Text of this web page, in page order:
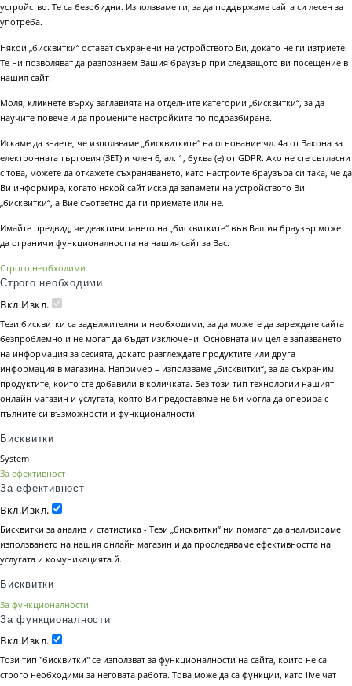
устройство. Те са безобидни. Използваме ги, за да поддържаме сайта си лесен за
употреба.
Някои „бисквитки“ остават съхранени на устройството Ви, докато не ги изтриете.
Те ни позволяват да разпознаем Вашия браузър при следващото ви посещение в
нашия сайт.
Моля, кликнете върху заглавията на отделните категории „бисквитки“, за да
научите повече и да промените настройките по подразбиране.
Искаме да знаете, че използваме „бисквитките“ на основание чл. 4а от Закона за
електронната търговия (ЗЕТ) и член 6, ал. 1, буква (е) от GDPR. Ако не сте съгласни
с това, можете да откажете съхраняването, като настроите браузъра си така, че да
Ви информира, когато някой сайт иска да запамети на устройството Ви
„бисквитки“, а Вие съответно да ги приемате или не.
Имайте предвид, че деактивирането на „бисквитките“ във Вашия браузър може
да ограничи функционалността на нашия сайт за Вас.
Строго необходими
Строго необходими
Вкл.Изкл.
Тези бисквитки са задължителни и необходими, за да можете да зареждате сайта
безпроблемно и не могат да бъдат изключени. Основната им цел е запазването
на информация за сесията, докато разглеждате продуктите или друга
информация в магазина. Например – използваме „бисквитки“, за да съхраним
продуктите, които сте добавили в количката. Без този тип технологии нашият
онлайн магазин и услугата, която Ви предоставяме не би могла да оперира с
пълните си възможности и функционалности.
Бисквитки
System
За ефективност
За ефективност
Вкл.Изкл.
Бисквитки за анализ и статистика - Тези „бисквитки“ ни помагат да анализираме
използването на нашия онлайн магазин и да проследяваме ефективността на
услугата и комуникацията й.
Бисквитки
За функционалности
За функционалности
Вкл.Изкл.
Този тип "бисквитки" се използват за функционалности на сайта, които не са
строго необходими за неговата работа. Това може да са функции, като live чат